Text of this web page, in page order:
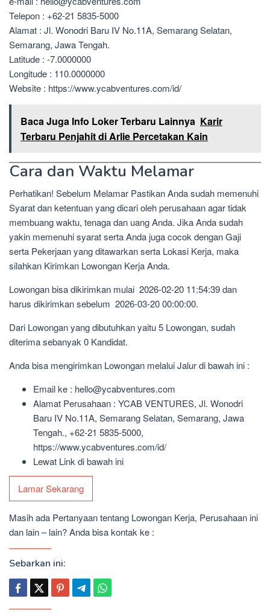
Telepon : +62-21 5835-5000
Alamat : Jl. Wonodri Baru IV No.11A, Semarang Selatan,
Semarang, Jawa Tengah.
Latitude : -7.0000000
Longitude : 110.0000000
Website : https://www.ycabventures.com/id/
Baca Juga Info Loker Terbaru Lainnya Karir
Terbaru Penjahit di Arlie Percetakan Kain
Cara dan Waktu Melamar
Perhatikan! Sebelum Melamar Pastikan Anda sudah memenuhi
Syarat dan ketentuan yang dicari oleh perusahaan agar tidak
membuang waktu, tenaga dan uang Anda. Jika Anda sudah
yakin memenuhi syarat serta Anda juga cocok dengan Gaji
serta Pekerjaan yang ditawarkan serta Lokasi Kerja, maka
silahkan Kirimkan Lowongan Kerja Anda.
Lowongan bisa dikirimkan mulai 2026-02-20 11:54:39 dan
harus dikirimkan sebelum 2026-03-20 00:00:00.
Dari Lowongan yang dibutuhkan yaitu 5 Lowongan, sudah
diterima sebanyak 0 Kandidat.
Anda bisa mengirimkan Lowongan melalui Jalur di bawah ini :
Email ke : hello@ycabventures.com
Alamat Perusahaan : YCAB VENTURES, Jl. Wonodri
Baru IV No.11A, Semarang Selatan, Semarang, Jawa
Tengah., +62-21 5835-5000,
https://www.ycabventures.com/id/
Lewat Link di bawah ini
Lamar Sekarang
Masih ada Pertanyaan tentang Lowongan Kerja, Perusahaan ini
dan lain – lain? Anda bisa kontak ke :
Sebarkan ini: